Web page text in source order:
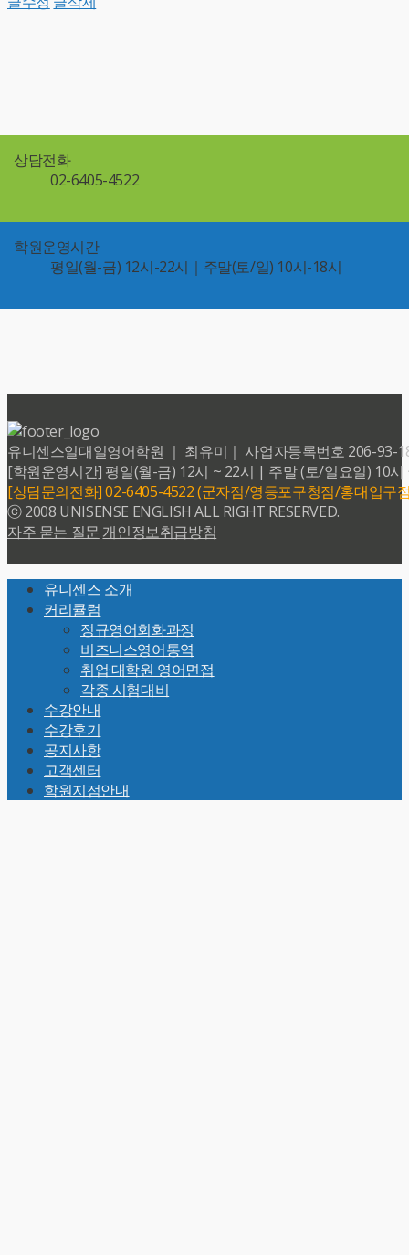
상담전화
02-6405-4522
학원운영시간
평일(월-금) 12시-22시｜주말(토/일) 10시-18시
유니센스일대일영어학원 ｜ 최유미｜ 사업자등록번호 206-93-
[학원운영시간] 평일(월-금) 12시 ~ 22시 | 주말 (토/일요일) 10시
[상담문의전화] 02-6405-4522 (군자점/영등포구청점/홍대입구
ⓒ 2008 UNISENSE ENGLISH ALL RIGHT RESERVED.
자주 묻는 질문 개인정보취급방침
Top
유니센스 소개
커리큘럼
정규영어회화과정
비즈니스영어통역
취업·대학원 영어면접
각종 시험대비
수강안내
수강후기
공지사항
고객센터
학원지점안내